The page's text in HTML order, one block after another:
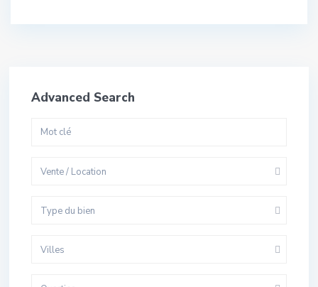
Advanced Search
Vente / Location
Type du bien
Villes